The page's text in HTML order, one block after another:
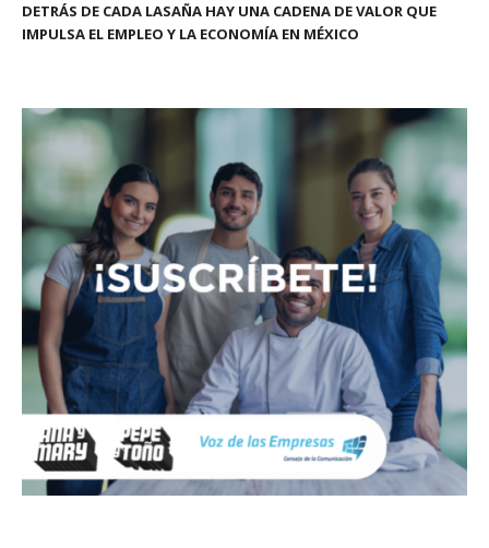
DETRÁS DE CADA LASAÑA HAY UNA CADENA DE VALOR QUE
IMPULSA EL EMPLEO Y LA ECONOMÍA EN MÉXICO